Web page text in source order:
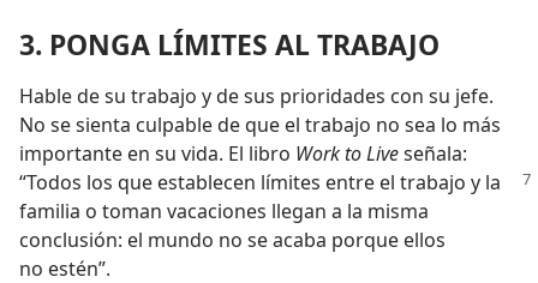
3. PONGA LÍMITES AL TRABAJO
Hable de su trabajo y de sus prioridades con su jefe.
No se sienta culpable de que el trabajo no sea lo más
importante en su vida. El libro Work to Liveseñala:
“Todos los que establecen límites entre el trabajo y la
familia o toman vacaciones llegan a la misma
conclusión: el mundo no se acaba porque ellos
no estén”.